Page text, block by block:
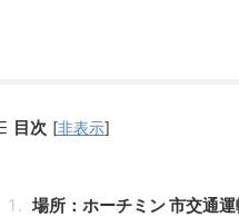
目次 [非表示]
場所：ホーチミン 市交通